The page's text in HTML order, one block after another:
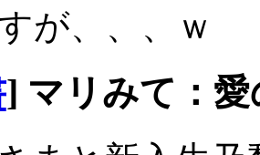
が、、、ｗ
] マリみて：